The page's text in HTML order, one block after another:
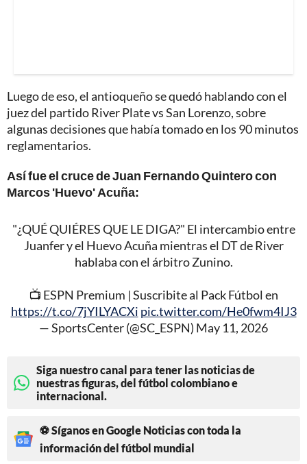
Luego de eso, el antioqueño se quedó hablando con el
juez del partido River Plate vs San Lorenzo, sobre
algunas decisiones que había tomado en los 90 minutos
reglamentarios.
Así fue el cruce de Juan Fernando Quintero con
Marcos 'Huevo' Acuña:
"¿QUÉ QUIÉRES QUE LE DIGA?" El intercambio entre
Juanfer y el Huevo Acuña mientras el DT de River
hablaba con el árbitro Zunino.
📺 ESPN Premium | Suscribite al Pack Fútbol en
https://t.co/7jYILYACXi pic.twitter.com/He0fwm4IJ3
— SportsCenter (@SC_ESPN) May 11, 2026
Siga nuestro canal para tener las noticias de
nuestras figuras, del fútbol colombiano e
internacional.
⚽ Síganos en Google Noticias con toda la
información del fútbol mundial